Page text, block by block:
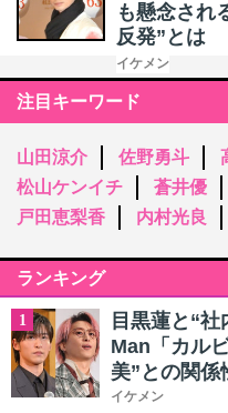
も懸念され
反発”とは
イケメン
注目キーワード
山田涼介 佐野勇斗
松山ケンイチ
蒼井優
戸田恵梨香
内村光良
ランキング
1
目黒蓮と“
Man「カル
美”との関係
イケメン